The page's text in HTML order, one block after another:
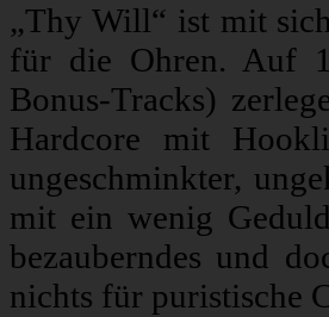
„Thy Will“ ist mit
für die Ohren. Auf
Bonus-Tracks)
Hardcore mit
ungeschminkter,
mit ein wenig
bezauberndes und
nichts für puristische